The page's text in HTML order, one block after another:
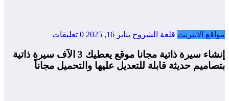
الانترنت قلعة الشروح يناير 16, 2025 0 تعليقات
إنشاء سيرة ذاتية مجانا موقع يعطيك 3 الآف سيرة ذاتية
حديثة قابلة للتعديل عليها والتحميل مجاناً